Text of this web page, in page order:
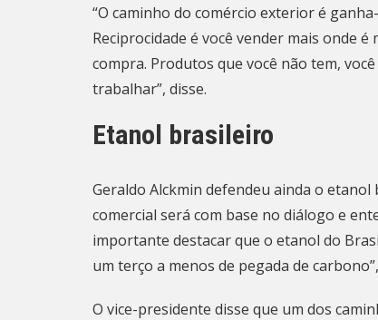
“O caminho do comércio exterior é
Reciprocidade é você vender mais onde
compra. Produtos que você não tem,
trabalhar”, disse.
Etanol brasileiro
Geraldo Alckmin defendeu ainda o
comercial será com base no diálogo e
importante destacar que o etanol do
um terço a menos de pegada de
O vice-presidente disse que um dos